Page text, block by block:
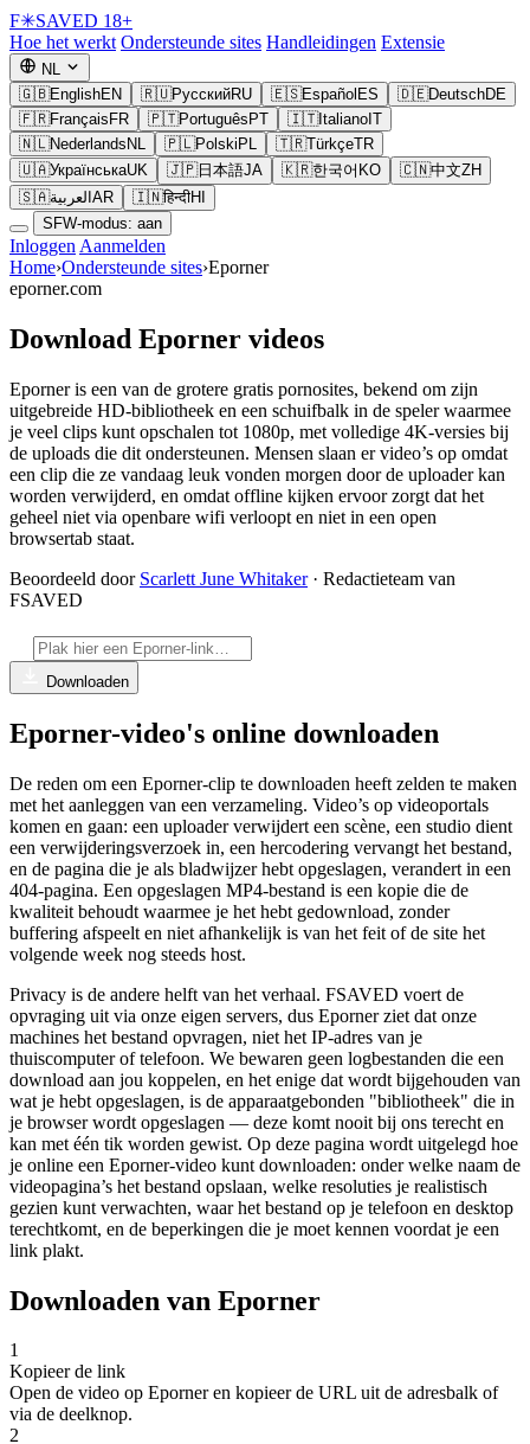
F✳SAVED 18+
Hoe het werkt Ondersteunde sites Handleidingen Extensie
NL
🇬🇧EnglishEN 🇷🇺РусскийRU 🇪🇸Español ES 🇩🇪DeutschDE
🇫🇷Français FR 🇵🇹Português PT 🇮🇹Italiano IT
🇳🇱Nederlands NL 🇵🇱Polski PL 🇹🇷TürkçeTR
🇺🇦УкраїнськаUK 🇯🇵日本語JA 🇰🇷한국어 KO 🇨🇳中文ZH
🇸🇦العربية AR 🇮🇳हिन्दीHI
SFW-modus: aan
Inloggen Aanmelden
Home›Ondersteunde sites›Eporner
eporner.com
Download Eporner videos
Eporner is een van de grotere gratis pornosites, bekend om zijn
uitgebreide HD-bibliotheek en een schuifbalk in de speler waarmee
je veel clips kunt opschalen tot 1080p, met volledige 4K-versies bij
de uploads die dit ondersteunen. Mensen slaan er video’s op omdat
een clip die ze vandaag leuk vonden morgen door de uploader kan
worden verwijderd, en omdat offline kijken ervoor zorgt dat het
geheel niet via openbare wifi verloopt en niet in een open
browsertab staat.
Beoordeeld door Scarlett June Whitaker· Redactieteam van
FSAVED
Downloaden
Eporner-video's online downloaden
De reden om een Eporner-clip te downloaden heeft zelden te maken
met het aanleggen van een verzameling. Video’s op videoportals
komen en gaan: een uploader verwijdert een scène, een studio dient
een verwijderingsverzoek in, een hercodering vervangt het bestand,
en de pagina die je als bladwijzer hebt opgeslagen, verandert in een
404-pagina. Een opgeslagen MP4-bestand is een kopie die de
kwaliteit behoudt waarmee je het hebt gedownload, zonder
buffering afspeelt en niet afhankelijk is van het feit of de site het
volgende week nog steeds host.
Privacy is de andere helft van het verhaal. FSAVED voert de
opvraging uit via onze eigen servers, dus Eporner ziet dat onze
machines het bestand opvragen, niet het IP-adres van je
thuiscomputer of telefoon. We bewaren geen logbestanden die een
download aan jou koppelen, en het enige dat wordt bijgehouden van
wat je hebt opgeslagen, is de apparaatgebonden "bibliotheek" die in
je browser wordt opgeslagen — deze komt nooit bij ons terecht en
kan met één tik worden gewist. Op deze pagina wordt uitgelegd hoe
je online een Eporner-video kunt downloaden: onder welke naam de
videopagina’s het bestand opslaan, welke resoluties je realistisch
gezien kunt verwachten, waar het bestand op je telefoon en desktop
terechtkomt, en de beperkingen die je moet kennen voordat je een
link plakt.
Downloaden van Eporner
1
Kopieer de link
Open de video op Eporner en kopieer de URL uit de adresbalk of
via de deelknop.
2